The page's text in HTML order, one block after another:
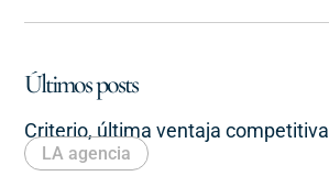
Últimos posts
Criterio, última ventaja competitiva
LA agencia